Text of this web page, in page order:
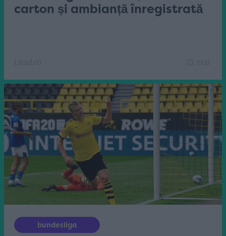
carton și ambianță înregistrată
bundesliga